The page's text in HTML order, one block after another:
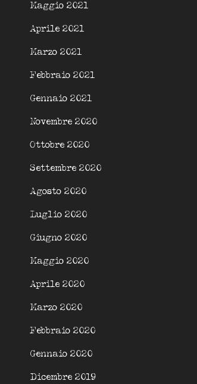
Maggio 2021
Aprile 2021
Marzo 2021
Febbraio 2021
Gennaio 2021
Novembre 2020
Ottobre 2020
Settembre 2020
Agosto 2020
Luglio 2020
Giugno 2020
Maggio 2020
Aprile 2020
Marzo 2020
Febbraio 2020
Gennaio 2020
Dicembre 2019